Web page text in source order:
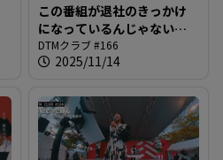
この番組が退社のきっかけ
になっているんじゃないの
か、という疑惑について＠
DTMクラブ #166
DTMクラブ #166
2025/11/14